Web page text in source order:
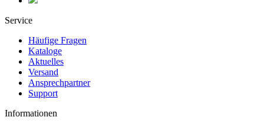
Service
Häufige Fragen
Kataloge
Aktuelles
Versand
Ansprechpartner
Support
Informationen